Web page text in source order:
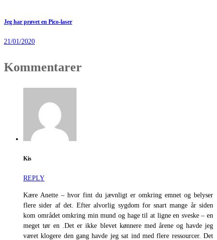
Jeg har prøvet en Pico-laser
21/01/2020
Kommentarer
Kis
REPLY
Kære Anette – hvor fint du jævnligt er omkring emnet og belyser
flere sider af det. Efter alvorlig sygdom for snart mange år siden
kom området omkring min mund og hage til at ligne en sveske – en
meget tør en .Det er ikke blevet kønnere med årene og havde jeg
været klogere den gang havde jeg sat ind med flere ressourcer. Det